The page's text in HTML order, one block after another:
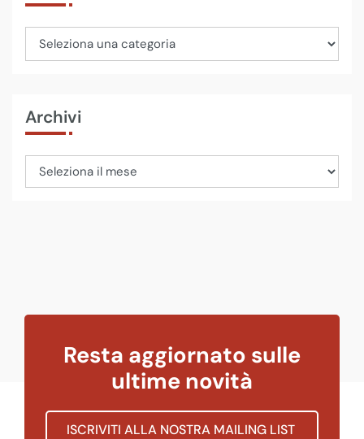
Archivi
Resta aggiornato sulle
ultime novità
ISCRIVITI ALLA NOSTRA MAILING LIST